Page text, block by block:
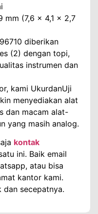
mm (7,6 x 4,1 x 2,7
diberikan
(2) dengan topi,
instrumen dan
kami UkurdanUji
menyediakan alat
dan macam alat-
yang masih analog.
kontak
ini. Baik email
atau bisa
kantor kami.
dan secepatnya.